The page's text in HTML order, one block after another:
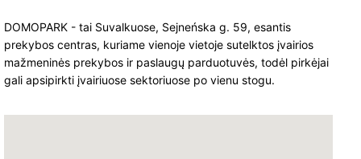
DOMOPARK - tai Suvalkuose, Sejneńska g. 59, esantis
prekybos centras, kuriame vienoje vietoje sutelktos įvairios
mažmeninės prekybos ir paslaugų parduotuvės, todėl pirkėjai
gali apsipirkti įvairiuose sektoriuose po vienu stogu.